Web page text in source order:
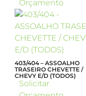
Orçamento
403/404 – ASSOALHO
TRASEIRO CHEVETTE /
CHEVY E/D (TODOS)
Solicitar